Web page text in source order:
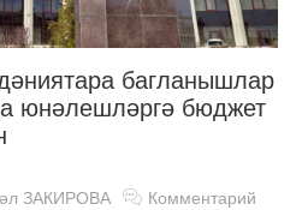
багланышлар
юнәлешләргә бюджет
ЗАКИРОВА Комментарий